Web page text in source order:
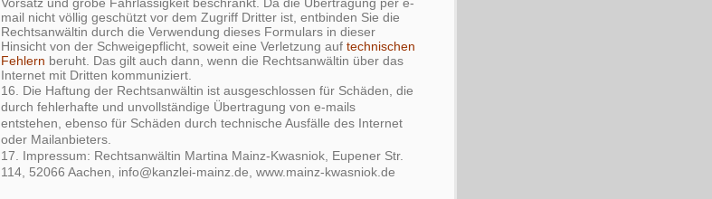
mail nicht völlig geschützt vor dem Zugriff Dritter ist, entbinden Sie die
Rechtsanwältin durch die Verwendung dieses Formulars in dieser
Hinsicht von der Schweigepflicht, soweit eine Verletzung auftechnischen
Fehlern beruht. Das gilt auch dann, wenn die Rechtsanwältin über das
Internet mit Dritten kommuniziert.
16. Die Haftung der Rechtsanwältin ist ausgeschlossen für Schäden, die
durch fehlerhafte und unvollständige Übertragung von e-mails
entstehen, ebenso für Schäden durch technische Ausfälle des Internet
oder Mailanbieters.
17. Impressum: Rechtsanwältin Martina Mainz-Kwasniok, Eupener Str.
114, 52066 Aachen, info@kanzlei-mainz.de, www.mainz-kwasniok.de